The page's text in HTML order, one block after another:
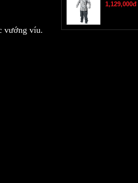
vướng víu.
1,129,000đ